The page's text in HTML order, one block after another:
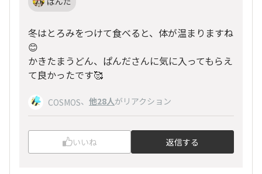
冬はとろみをつけて食べると、体が温まりますね
😊
かきたまうどん、ぱんださんに気に入ってもらえ
て良かったです🥰
COSMOS、 他28人がリアクション
いいね 返信する